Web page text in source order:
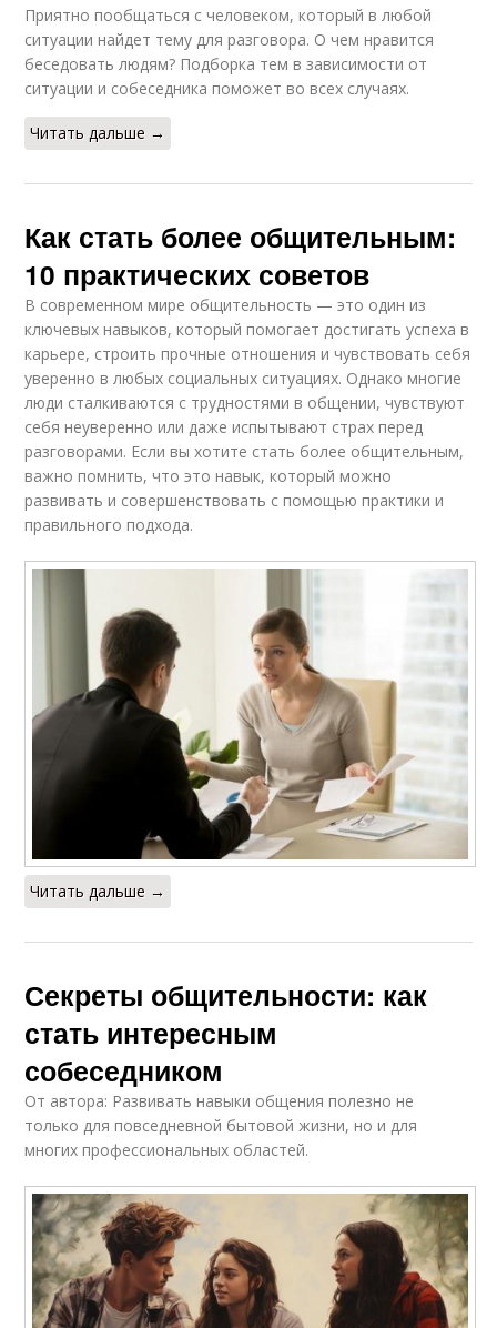
Приятно пообщаться с человеком, который в любой
ситуации найдет тему для разговора. О чем нравится
беседовать людям? Подборка тем в зависимости от
ситуации и собеседника поможет во всех случаях.
Читать дальше →
Как стать более общительным:
10 практических советов
В современном мире общительность — это один из
ключевых навыков, который помогает достигать успеха в
карьере, строить прочные отношения и чувствовать себя
уверенно в любых социальных ситуациях. Однако многие
люди сталкиваются с трудностями в общении, чувствуют
себя неуверенно или даже испытывают страх перед
разговорами. Если вы хотите стать более общительным,
важно помнить, что это навык, который можно
развивать и совершенствовать с помощью практики и
правильного подхода.
Читать дальше →
Секреты общительности: как
стать интересным
собеседником
От автора: Развивать навыки общения полезно не
только для повседневной бытовой жизни, но и для
многих профессиональных областей.